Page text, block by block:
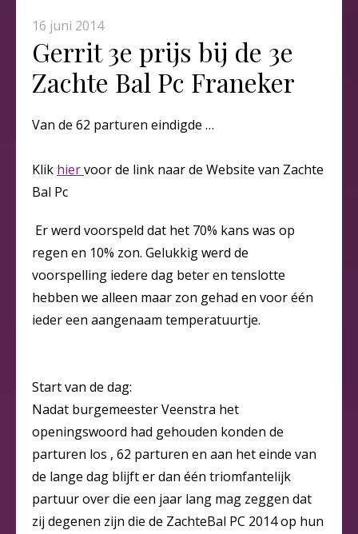
16 juni 2014
Gerrit 3e prijs bij de 3e
Zachte Bal Pc Franeker
Van de 62 parturen eindigde …
Klik hiervoor de link naar de Website van Zachte
Bal Pc
Er werd voorspeld dat het 70% kans was op
regen en 10% zon. Gelukkig werd de
voorspelling iedere dag beter en tenslotte
hebben we alleen maar zon gehad en voor één
ieder een aangenaam temperatuurtje.
Start van de dag:
Nadat burgemeester Veenstra het
openingswoord had gehouden konden de
parturen los , 62 parturen en aan het einde van
de lange dag blijft er dan één triomfantelijk
partuur over die een jaar lang mag zeggen dat
zij degenen zijn die de ZachteBal PC 2014 op hun